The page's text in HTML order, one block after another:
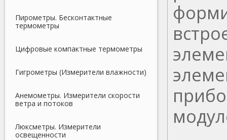
Пирометры. Бесконтактные
термометры
Цифровые компактные термометры
Гигрометры (Измерители влажности)
Анемометры. Измерители скорости
ветра и потоков
Люксметры. Измерители
освещенности